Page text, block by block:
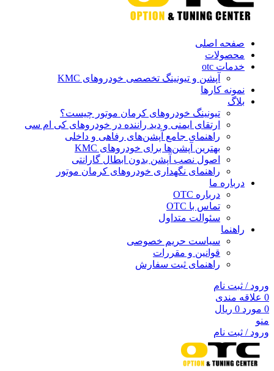
صفحه اصلی
محصولات
خدمات otc
آپشن و تیونینگ تخصصی خودروهای KMC
نمونه کارها
بلاگ
تیونینگ خودروهای کرمان موتور چیست؟
ارتقای ایمنی و دید راننده در خودروهای کی ام سی
راهنمای جامع آپشن‌های رفاهی و داخلی
بهترین آپشن‌ها برای خودروهای KMC
اصول نصب آپشن بدون ابطال گارانتی
راهنمای نگهداری خودروهای کرمان موتور
درباره ما
درباره OTC
تماس با OTC
سئوالت متداول
راهنما
سیاست حریم خصوصی
قوانین و مقررات
راهنمای ثبت سفارش
ورود / ثبت نام
0 علاقه مندی
0 مورد 0 ریال
منو
ورود / ثبت نام